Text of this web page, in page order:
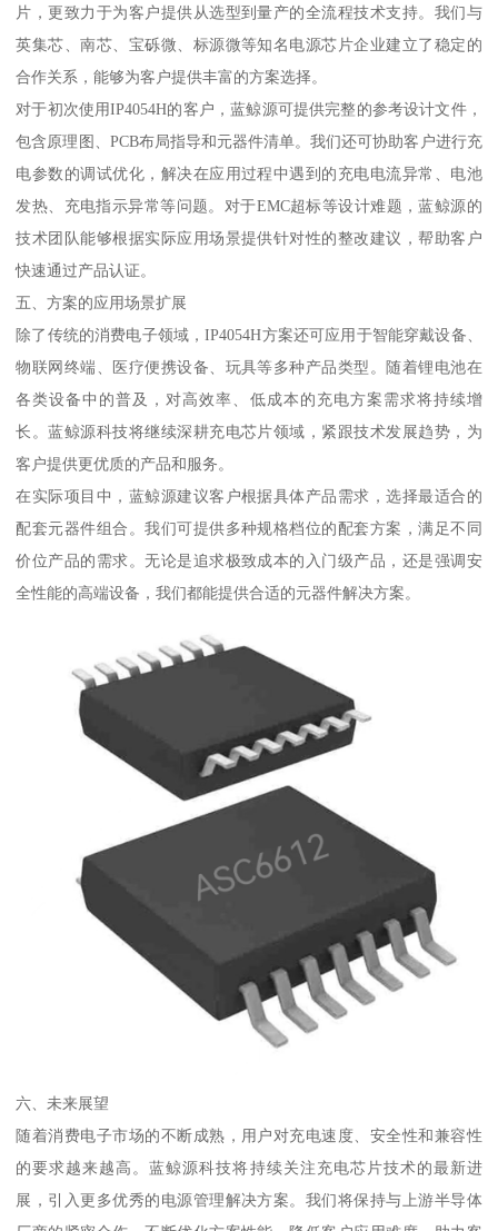
片，更致力于为客户提供从选型到量产的全流程技术支持。我们与
英集芯、南芯、宝砾微、标源微等知名电源芯片企业建立了稳定的
合作关系，能够为客户提供丰富的方案选择。
对于初次使用IP4054H的客户，蓝鲸源可提供完整的参考设计文件，
包含原理图、PCB布局指导和元器件清单。我们还可协助客户进行充
电参数的调试优化，解决在应用过程中遇到的充电电流异常、电池
发热、充电指示异常等问题。对于EMC超标等设计难题，蓝鲸源的
技术团队能够根据实际应用场景提供针对性的整改建议，帮助客户
快速通过产品认证。
五、方案的应用场景扩展
除了传统的消费电子领域，IP4054H方案还可应用于智能穿戴设备、
物联网终端、医疗便携设备、玩具等多种产品类型。随着锂电池在
各类设备中的普及，对高效率、低成本的充电方案需求将持续增
长。蓝鲸源科技将继续深耕充电芯片领域，紧跟技术发展趋势，为
客户提供更优质的产品和服务。
在实际项目中，蓝鲸源建议客户根据具体产品需求，选择最适合的
配套元器件组合。我们可提供多种规格档位的配套方案，满足不同
价位产品的需求。无论是追求极致成本的入门级产品，还是强调安
全性能的高端设备，我们都能提供合适的元器件解决方案。
六、未来展望
随着消费电子市场的不断成熟，用户对充电速度、安全性和兼容性
的要求越来越高。蓝鲸源科技将持续关注充电芯片技术的最新进
展，引入更多优秀的电源管理解决方案。我们将保持与上游半导体